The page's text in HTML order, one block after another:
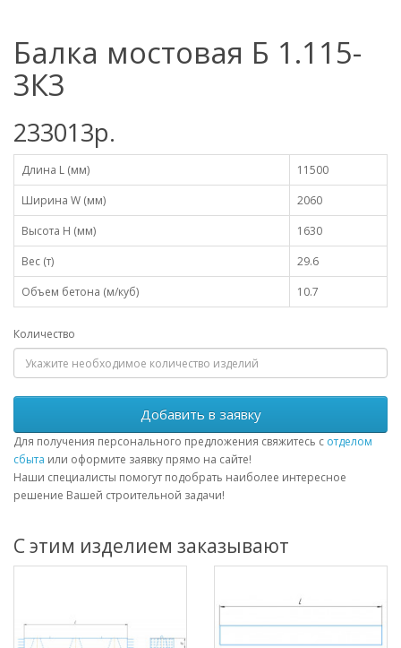
Балка мостовая Б 1.115-
3К3
233013р.
Длина L (мм)
11500
Ширина W (мм)
2060
Высота H (мм)
1630
Вес (т)
29.6
Объем бетона (м/куб)
10.7
Количество
Добавить в заявку
Для получения персонального предложения свяжитесь с отделом
сбыта или оформите заявку прямо на сайте!
Наши специалисты помогут подобрать наиболее интересное
решение Вашей строительной задачи!
С этим изделием заказывают